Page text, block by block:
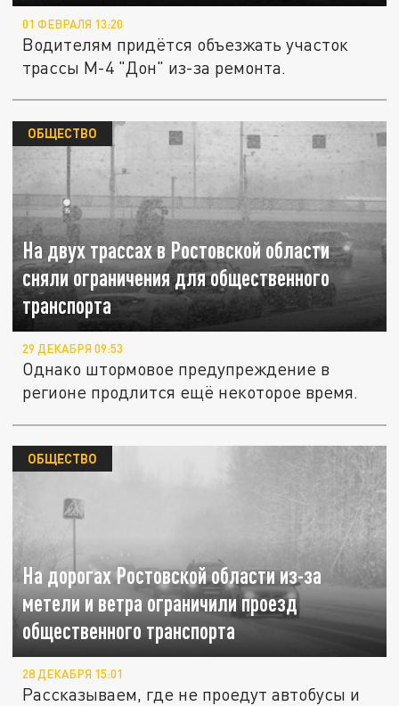
01 ФЕВРАЛЯ 13:20
Водителям придётся объезжать участок
трассы М-4 "Дон" из-за ремонта.
На двух трассах в Ростовской области
сняли ограничения для общественного
транспорта
ОБЩЕСТВО
29 ДЕКАБРЯ 09:53
Однако штормовое предупреждение в
регионе продлится ещё некоторое время.
На дорогах Ростовской области из-за
метели и ветра ограничили проезд
общественного транспорта
ОБЩЕСТВО
28 ДЕКАБРЯ 15:01
Рассказываем, где не проедут автобусы и